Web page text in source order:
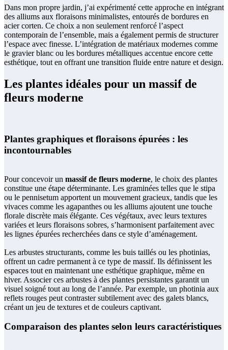
Dans mon propre jardin, j’ai expérimenté cette approche en intégrant
des alliums aux floraisons minimalistes, entourés de bordures en
acier corten. Ce choix a non seulement renforcé l’aspect
contemporain de l’ensemble, mais a également permis de structurer
l’espace avec finesse. L’intégration de matériaux modernes comme
le gravier blanc ou les bordures métalliques accentue encore cette
esthétique, tout en offrant une transition fluide entre nature et design.
Les plantes idéales pour un massif de
fleurs moderne
Plantes graphiques et floraisons épurées : les
incontournables
Pour concevoir un massif de fleurs moderne, le choix des plantes
constitue une étape déterminante. Les graminées telles que le stipa
ou le pennisetum apportent un mouvement gracieux, tandis que les
vivaces comme les agapanthes ou les alliums ajoutent une touche
florale discrète mais élégante. Ces végétaux, avec leurs textures
variées et leurs floraisons sobres, s’harmonisent parfaitement avec
les lignes épurées recherchées dans ce style d’aménagement.
Les arbustes structurants, comme les buis taillés ou les photinias,
offrent un cadre permanent à ce type de massif. Ils définissent les
espaces tout en maintenant une esthétique graphique, même en
hiver. Associer ces arbustes à des plantes persistantes garantit un
visuel soigné tout au long de l’année. Par exemple, un photinia aux
reflets rouges peut contraster subtilement avec des galets blancs,
créant un jeu de textures et de couleurs captivant.
Comparaison des plantes selon leurs caractéristiques